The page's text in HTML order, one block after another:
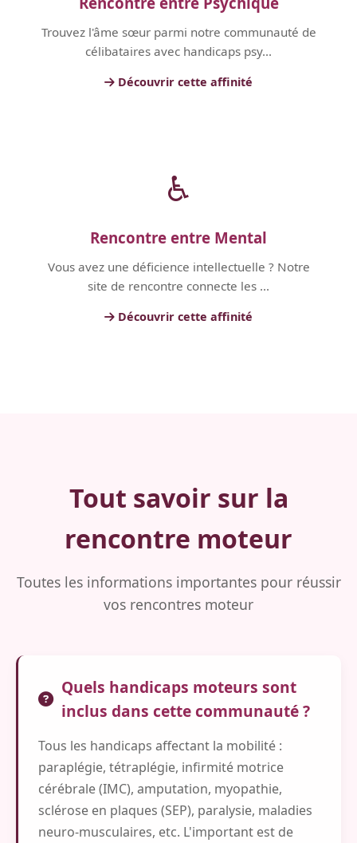
Trouvez l'âme sœur parmi notre communauté de
célibataires avec handicaps psy...
Découvrir cette affinité
♿
Rencontre entre Mental
Vous avez une déficience intellectuelle ? Notre
site de rencontre connecte les ...
Découvrir cette affinité
Tout savoir sur la
rencontre moteur
Toutes les informations importantes pour réussir
vos rencontres moteur
Quels handicaps moteurs sont
inclus dans cette communauté ?
Tous les handicaps affectant la mobilité :
paraplégie, tétraplégie, infirmité motrice
cérébrale (IMC), amputation, myopathie,
sclérose en plaques (SEP), paralysie, maladies
neuro-musculaires, etc. L'important est de